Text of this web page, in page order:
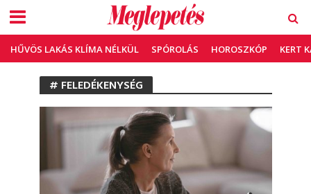
HŰVÖS LAKÁS KLÍMA NÉLKÜL SPÓROLÁS HOROSZKÓP KERT
# FELEDÉKENYSÉG